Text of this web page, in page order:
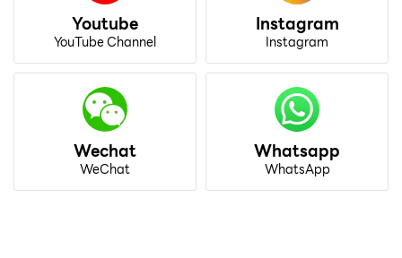
Youtube
YouTube Channel
Instagram
Instagram
Wechat
WeChat
Whatsapp
WhatsApp